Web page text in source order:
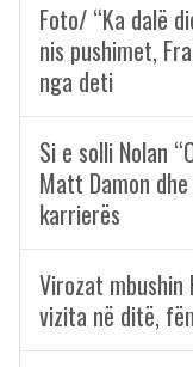
Foto/ “Ka dalë
nis pushimet,
nga deti
Si e solli Nolan
Matt Damon
karrierës
Virozat
vizita në ditë,